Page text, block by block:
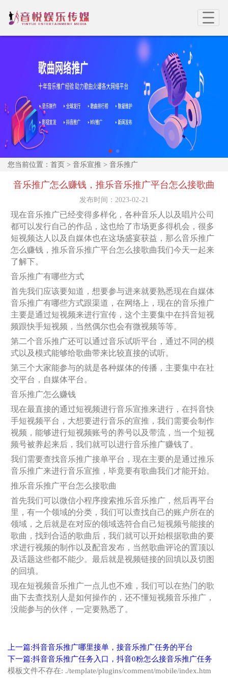
您当前位置： 首页> 音乐宣推 > 音乐推广
音乐推广怎么赚钱，推乐音乐推广平台怎么接歌曲
发布时间： 2023-02-21
现在音乐推广已经变得多样化，各种音乐人以及唱片公司
都可以发行自己的作品，这也给了市场更多得机会，很多
短视频达人以及自媒体也在这场盛宴获益，那么音乐推广
怎么赚钱，推乐音乐推广平台怎么接歌曲我们今天一起来
了解下。
音乐推广有哪些方式
首先我们应该要知道，想要参与进来就要熟悉现在自媒体
音乐推广有哪些方式跟渠道，在网络上，现在的音乐推广
主要是通过短视频来进行宣传，这个主要集中在抖音短视
频跟快手短视频，当然偶尔也会有微视频等等。
第二个音乐推广还可以通过音乐试听平台，通过不同的模
式以及模式能够给歌曲带来比较直接的试听。
第三个大家能参与的就是各种媒体的传播，主要集中在社
交平台，自媒体平台。
音乐推广怎么赚钱
现在最直接的通过短视频进行音乐宣推来进行，在抖音快
手短视频平台，大想要进行音乐的宣推，我们需要会制作
视频，能够进行短视频账号的养号以及带流，当一个短视
频号被养起来后，我们就可以进行音乐推广赚钱了。
我们需要查找音乐推广接单平台，现在主要的是通过推乐
音乐推广来进行音乐宣推，毕竟要有歌曲我们才能开始。
推乐音乐推广平台怎么接歌曲
首先我们可以微信小程序搜索推乐音乐推广，然后再平台
里，有一个领域的分类，我们可以查找自己的账户所在的
领域，之后就是在对应的领域选符合自己短视频号能接的
歌曲，找到合适的歌曲后，我们就可以开始根据歌曲的要
求进行视频的制作以及配音发布，当然歌曲评论的置顶以
及话题这些都不能少。最后就是视频链接的回填以及切图
的回填。
现在短视频音乐推广一点儿也不难，我们可以在热门的歌
曲下去查找别人是如何操作的，还不懂短视频音乐推广，
没能参与的伙伴，一定要熟悉了。
上一篇:抖音音乐推广哪里接单，接音乐推广任务的平台
下一篇:抖音音乐推广任务入口，抖音0粉怎么接音乐推广任务
模板文件不存在: ./template/plugins/comment/mobile/index.htm